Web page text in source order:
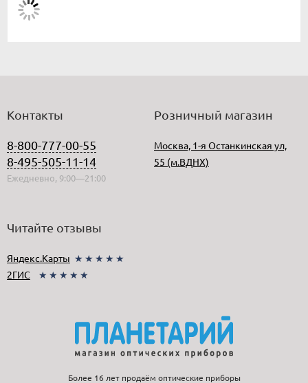
Контакты
8-800-777-00-55
8-495-505-11-14
Ежедневно, 9:00—21:00
Розничный магазин
Москва, 1-я Останкинская ул,
55 (м.ВДНХ)
Читайте отзывы
Яндекс.Карты ★★★★★
2ГИС
★★★★★
Более 16 лет продаём оптические приборы